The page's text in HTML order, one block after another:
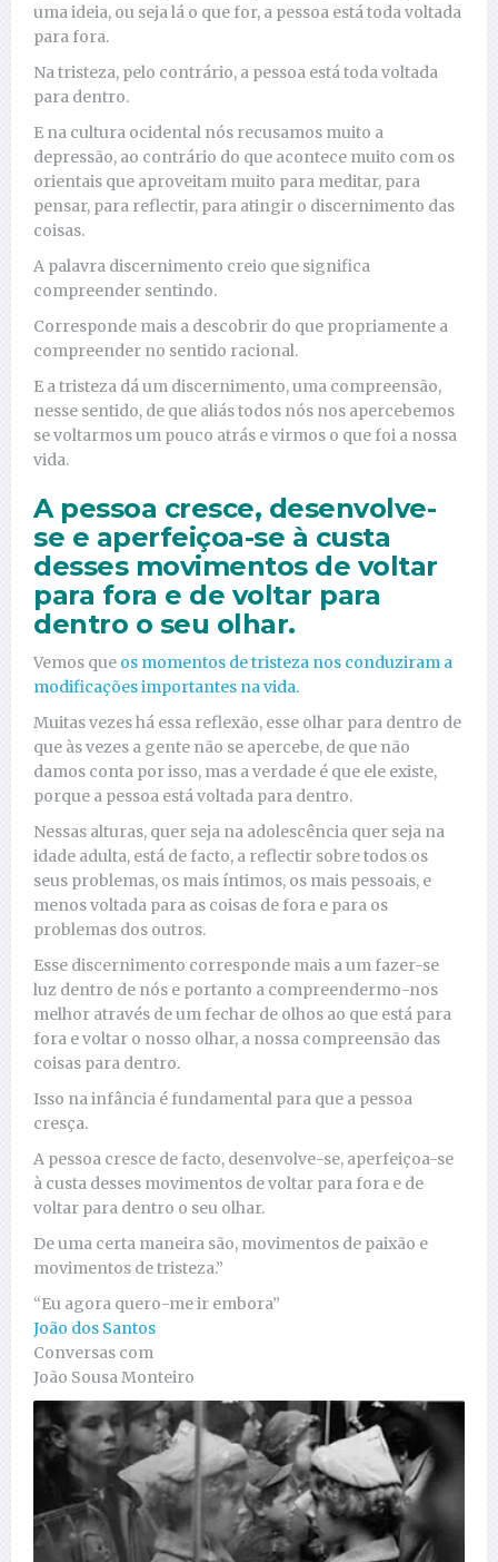
uma ideia, ou seja lá o que for, a pessoa está toda voltada
para fora.
Na tristeza, pelo contrário, a pessoa está toda voltada
para dentro.
E na cultura ocidental nós recusamos muito a
depressão, ao contrário do que acontece muito com os
orientais que aproveitam muito para meditar, para
pensar, para reflectir, para atingir o discernimento das
coisas.
A palavra discernimento creio que significa
compreender sentindo.
Corresponde mais a descobrir do que propriamente a
compreender no sentido racional.
E a tristeza dá um discernimento, uma compreensão,
nesse sentido, de que aliás todos nós nos apercebemos
se voltarmos um pouco atrás e virmos o que foi a nossa
vida.
A pessoa cresce, desenvolve-
se e aperfeiçoa-se à custa
desses movimentos de voltar
para fora e de voltar para
dentro o seu olhar.
Vemos que os momentos de tristeza nos conduziram a
modificações importantes na vida.
Muitas vezes há essa reflexão, esse olhar para dentro de
que às vezes a gente não se apercebe, de que não
damos conta por isso, mas a verdade é que ele existe,
porque a pessoa está voltada para dentro.
Nessas alturas, quer seja na adolescência quer seja na
idade adulta, está de facto, a reflectir sobre todos os
seus problemas, os mais íntimos, os mais pessoais, e
menos voltada para as coisas de fora e para os
problemas dos outros.
Esse discernimento corresponde mais a um fazer-se
luz dentro de nós e portanto a compreendermo-nos
melhor através de um fechar de olhos ao que está para
fora e voltar o nosso olhar, a nossa compreensão das
coisas para dentro.
Isso na infância é fundamental para que a pessoa
cresça.
A pessoa cresce de facto, desenvolve-se, aperfeiçoa-se
à custa desses movimentos de voltar para fora e de
voltar para dentro o seu olhar.
De uma certa maneira são, movimentos de paixão e
movimentos de tristeza.”
“Eu agora quero-me ir embora”
João dos Santos
Conversas com
João Sousa Monteiro